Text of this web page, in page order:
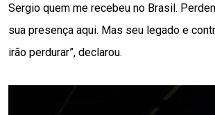
Sergio quem me recebeu no Brasil.
sua presença aqui. Mas seu legado e
irão perdurar”, declarou.